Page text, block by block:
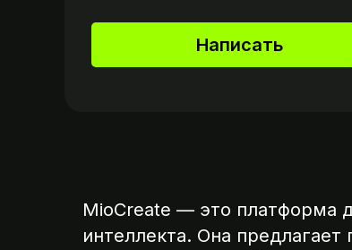
Написать
MioCreate — это платформа
интеллекта. Она